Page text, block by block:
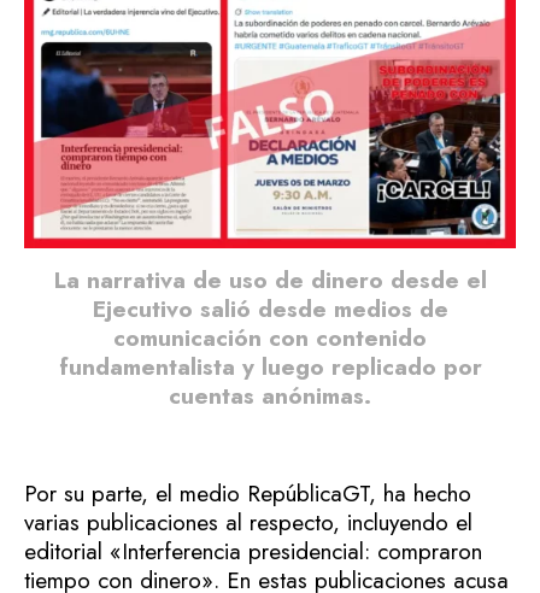
La narrativa de uso de dinero desde el
Ejecutivo salió desde medios de
comunicación con contenido
fundamentalista y luego replicado por
cuentas anónimas.
Por su parte, el medio RepúblicaGT, ha hecho
varias publicaciones al respecto, incluyendo el
editorial «Interferencia presidencial: compraron
tiempo con dinero». En estas publicaciones acusa